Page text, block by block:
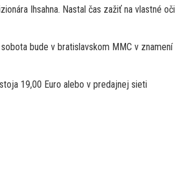
Ihsahna. Nastal čas zažiť na vlastné oči
bude v bratislavskom MMC v znamení
19,00 Euro alebo v predajnej sieti